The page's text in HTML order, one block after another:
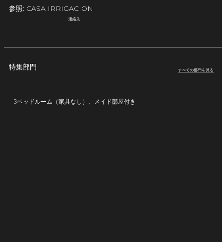
参照: CASA IRRIGACION
連絡先
特集部門 すべての部門を見る
3ベッドルーム（家具なし）、メイド部屋付き